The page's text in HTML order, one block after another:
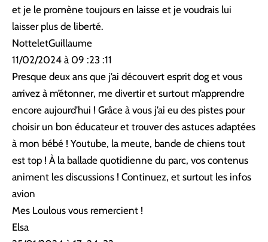
et je le promène toujours en laisse et je voudrais lui
laisser plus de liberté.
NotteletGuillaume
11/02/2024 à 09 :23 :11
Presque deux ans que j’ai découvert esprit dog et vous
arrivez à m’étonner, me divertir et surtout m’apprendre
encore aujourd’hui ! Grâce à vous j’ai eu des pistes pour
choisir un bon éducateur et trouver des astuces adaptées
à mon bébé ! Youtube, la meute, bande de chiens tout
est top ! À la ballade quotidienne du parc, vos contenus
animent les discussions ! Continuez, et surtout les infos
avion
Mes Loulous vous remercient !
Elsa